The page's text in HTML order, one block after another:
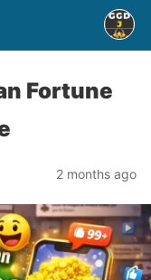
Fortune
2 months ago